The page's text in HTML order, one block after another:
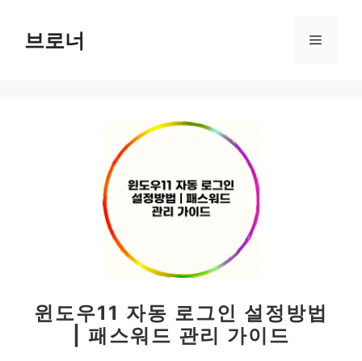
브로너 메
윈도우11 자동 로그인 설정방법
| 패스워드 관리 가이드